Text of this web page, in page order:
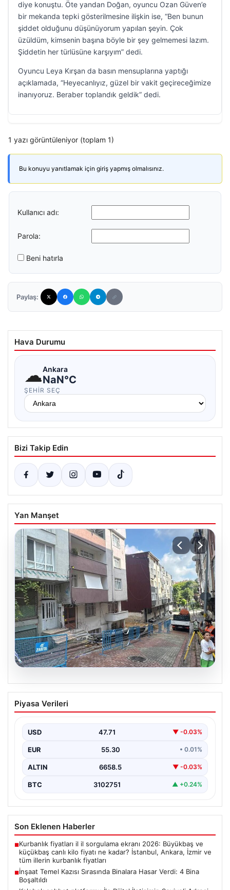
diye konuştu. Öte yandan Doğan, oyuncu Ozan Güven’e
bir mekanda tepki gösterilmesine ilişkin ise, “Ben bunun
şiddet olduğunu düşünüyorum yapılan şeyin. Çok
üzüldüm, kimsenin başına böyle bir şey gelmemesi lazım.
Şiddetin her türlüsüne karşıyım” dedi.
Oyuncu Leya Kırşan da basın mensuplarına yaptığı
açıklamada, “Heyecanlıyız, güzel bir vakit geçireceğimize
inanıyoruz. Beraber toplandık geldik” dedi.
1 yazı görüntüleniyor (toplam 1)
Bu konuyu yanıtlamak için giriş yapmış olmalısınız.
Kullanıcı adı:
Parola:
Beni hatırla
Paylaş:
Hava Durumu
☁Ankara
NaN°C
ŞEHIR SEÇ
Bizi Takip Edin
Yan Manşet
İnşaat Temel Kazısı Sırasında Binalara
Hasar Verdi: 4 Bina Boşaltıldı
temel kazısı sırasında beklenmedik hasarlar ortaya çıktı.
Piyasa Verileri
USD 47.71 ▼ -0.03%
EUR 55.30 • 0.01%
ALTIN 6658.5 ▼ -0.03%
BTC 3102751 ▲ +0.24%
Son Eklenen Haberler
■Kurbanlık fiyatları il il sorgulama ekranı 2026: Büyükbaş ve
küçükbaş canlı kilo fiyatı ne kadar? İstanbul, Ankara, İzmir ve
tüm illerin kurbanlık fiyatları
■İnşaat Temel Kazısı Sırasında Binalara Hasar Verdi: 4 Bina
Boşaltıldı